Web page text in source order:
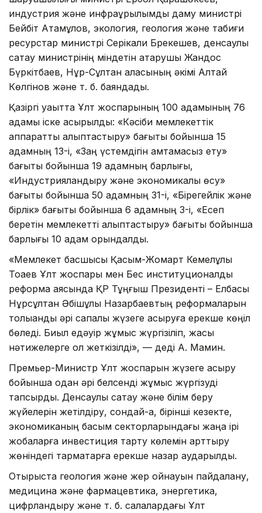
индустрия және инфрақұрылымдық даму министрі
Бейбіт Атамқұлов, экология, геология және табиғи
ресурстар министрі Серікқали Брекешев, денсаулық
сақтау министрінің міндетін атқарушы Жандос
Бүркітбаев, Нұр-Сұлтан қаласының әкімі Алтай
Көлгінов және т. б. баяндады.
Қазіргі уақытта Ұлт жоспарының 100 қадамының 76
қадамы іске асырылды: «Кәсіби мемлекеттік
аппаратты қалыптастыру» бағыты бойынша 15
қадамның 13-і, «Заң үстемдігін қамтамасыз ету»
бағыты бойынша 19 қадамның барлығы,
«Индустрияландыру және экономикалық өсу»
бағыты бойынша 50 қадамның 31-і, «Бірегейлік және
бірлік» бағыты бойынша 6 қадамның 3-і, «Есеп
беретін мемлекетті қалыптастыру» бағыты бойынша
барлығы 10 қадам орындалды.
«Мемлекет басшысы Қасым-Жомарт Кемелұлы
Тоқаев Ұлт жоспары мен Бес институционалдық
реформа аясында ҚР Тұңғыш Президенті – Елбасы
Нұрсұлтан Әбішұлы Назарбаевтың реформаларын
толыққанды әрі сапалы жүзеге асыруға ерекше көңіл
бөледі. Биыл едәуір жұмыс жүргізіліп, жақсы
нәтижелерге қол жеткізілді», — деді А. Мамин.
Премьер-Министр Ұлт жоспарын жүзеге асыру
бойынша одан әрі белсенді жұмыс жүргізуді
тапсырды. Денсаулық сақтау және білім беру
жүйелерін жетілдіру, сондай-ақ, бірінші кезекте,
экономиканың басым секторларындағы жаңа ірі
жобаларға инвестиция тарту көлемін арттыру
жөніндегі тармақтарға ерекше назар аударылды.
Отырыста геология және жер қойнауын пайдалану,
медицина және фармацевтика, энергетика,
цифрландыру және т. б. салалардағы Ұлт